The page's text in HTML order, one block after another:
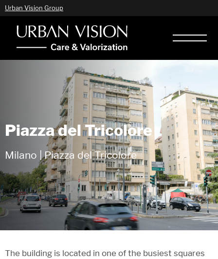
Urban Vision Group
Piazza del Tricolore
Milano | Piazza del Tricolore
The building is located in one of the busiest squares